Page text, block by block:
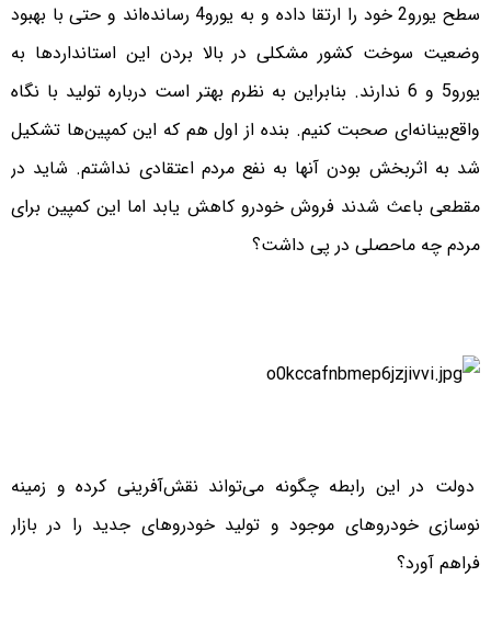
سطح یورو‌2 خود را ارتقا داده و به یورو‌4 رسانده‌اند و حتی با بهبود
وضعیت سوخت کشور مشکلی در بالا بردن این استانداردها به
یورو‌5 و 6 ندارند. بنابراین به نظرم بهتر است درباره تولید با نگاه
واقع‌بینانه‌ای صحبت کنیم. بنده از اول هم که این کمپین‌ها تشکیل
شد به اثر‌بخش بودن آنها به نفع مردم اعتقادی نداشتم. شاید در
مقطعی باعث شدند فروش خودرو کاهش یابد اما این کمپین برای
مردم چه ماحصلی در پی داشت؟
دولت در این رابطه چگونه می‌تواند نقش‌آفرینی کرده و زمینه
نوسازی خودروهای موجود و تولید خودروهای جدید را در بازار
فراهم آورد؟